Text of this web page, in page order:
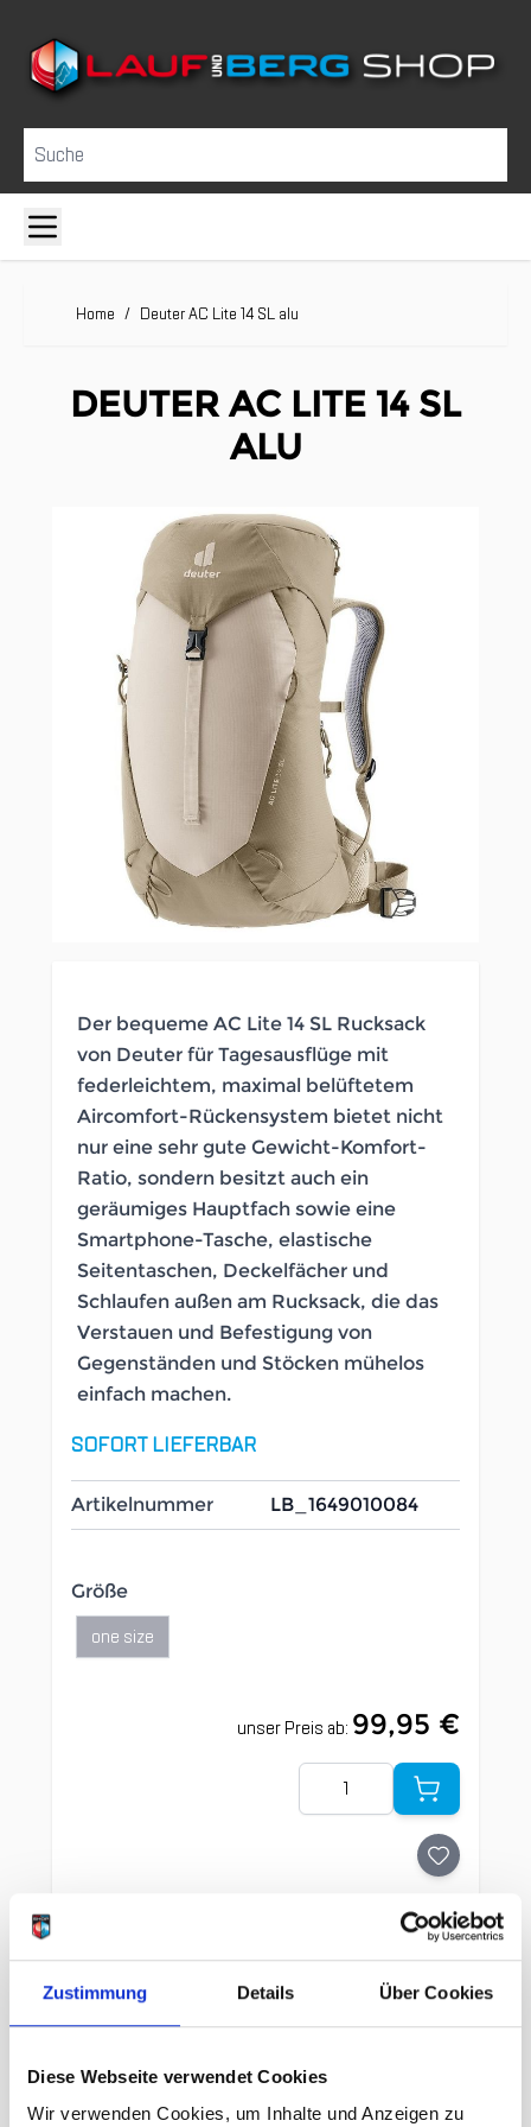
Zustimmung Details Über Cookies
Diese Webseite verwendet Cookies
Wir verwenden Cookies, um Inhalte und Anzeigen zu
Suche
Home / Deuter AC Lite 14 SL alu
DEUTER AC LITE 14 SL
ALU
Clicken, um das Karussell zu überspringen
Der bequeme AC Lite 14 SL Rucksack
von Deuter für Tagesausflüge mit
federleichtem, maximal belüftetem
Aircomfort-Rückensystem bietet nicht
nur eine sehr gute Gewicht-Komfort-
Ratio, sondern besitzt auch ein
geräumiges Hauptfach sowie eine
Smartphone-Tasche, elastische
Seitentaschen, Deckelfächer und
Schlaufen außen am Rucksack, die das
Verstauen und Befestigung von
Gegenständen und Stöcken mühelos
einfach machen.
SOFORT LIEFERBAR
Artikelnummer LB_1649010084
Größe
one size
unser Preis ab: 99,95 €
Menge
Clicken, um das Karussell zu überspringen
Wir haben andere Produkte
könnten!